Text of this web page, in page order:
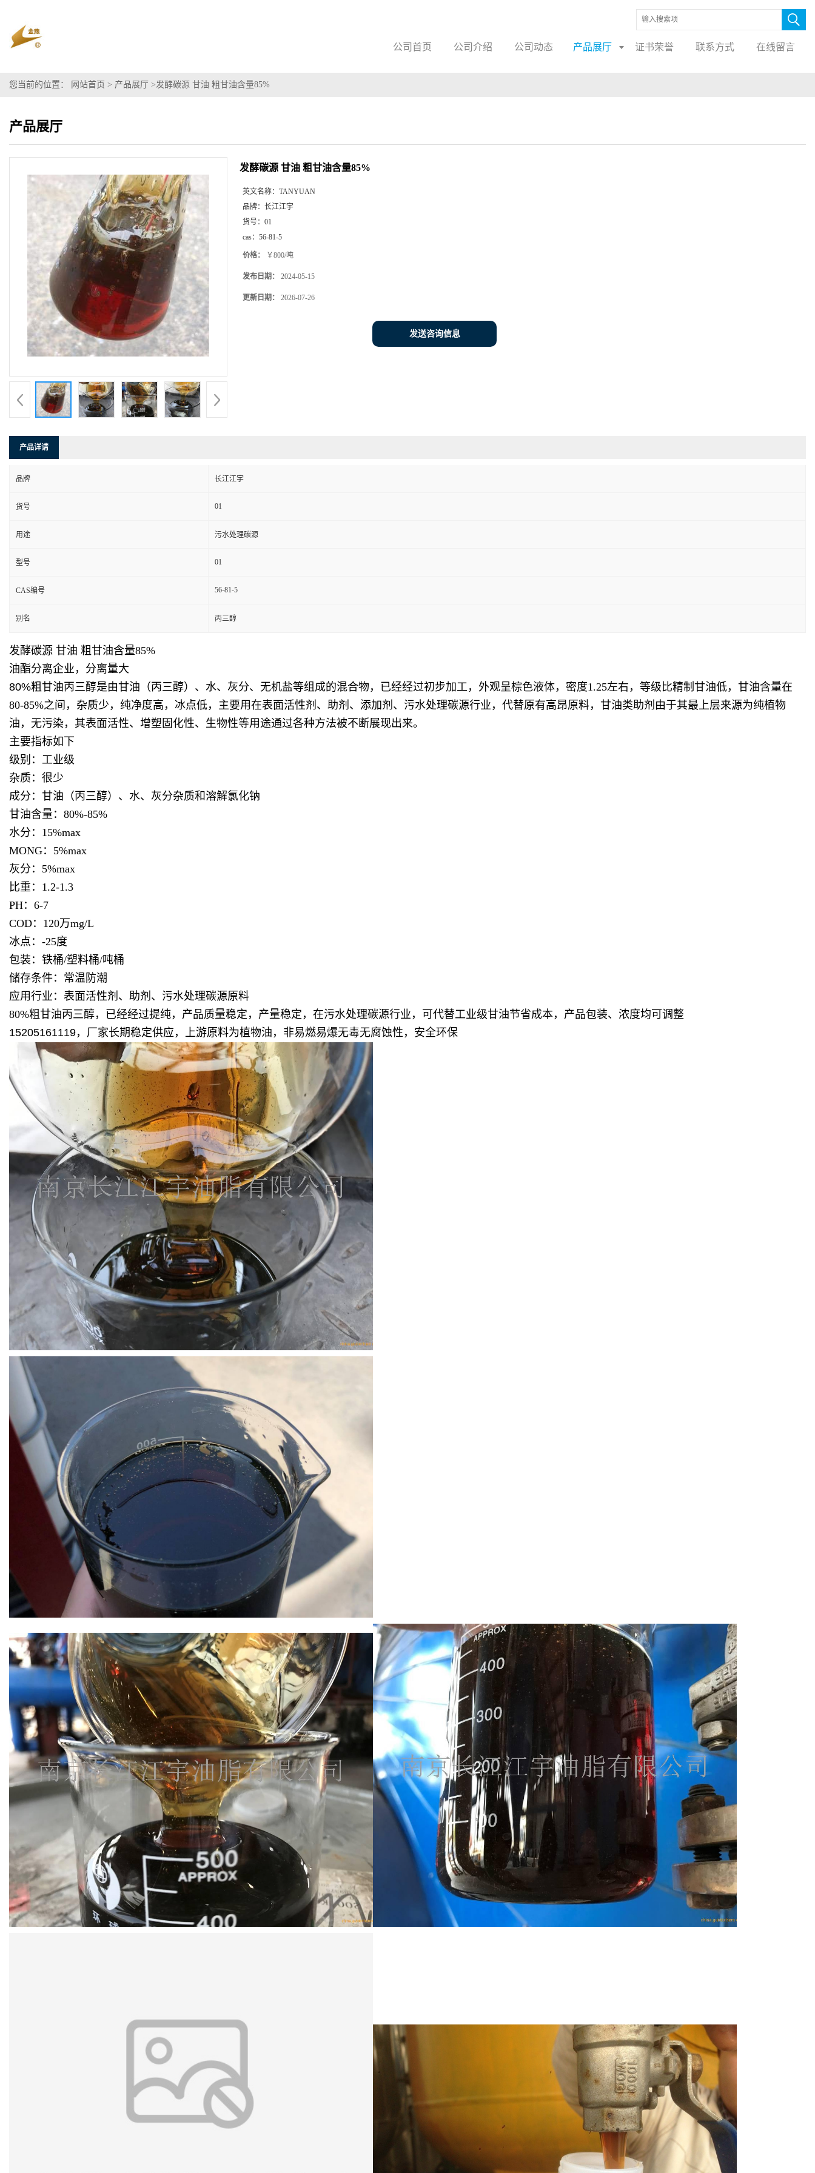
公司首页 公司介绍 公司动态 产品展厅 证书荣誉 联系方式 在线留言
您当前的位置： 网站首页 > 产品展厅 >发酵碳源 甘油 粗甘油含量85%
产品展厅
发酵碳源 甘油 粗甘油含量85%
英文名称： TANYUAN
品牌： 长江江宇
货号： 01
cas： 56-81-5
价格： ￥800/吨
发布日期： 2024-05-15
更新日期： 2026-07-26
发送咨询信息
产品详请
品牌 长江江宇
货号 01
用途 污水处理碳源
型号 01
CAS编号 56-81-5
别名 丙三醇
发酵碳源 甘油 粗甘油含量85%
油酯分离企业，分离量大
80%粗甘油丙三醇是由甘油（丙三醇）、水、灰分、无机盐等组成的混合物，已经经过初步加工，外观呈棕色液体，密度1.25左右，等级比精制甘油低，甘油含量在
80-85%之间，杂质少，纯净度高，冰点低，主要用在表面活性剂、助剂、添加剂、污水处理碳源行业，代替原有高昂原料，甘油类助剂由于其最上层来源为纯植物
油， 无污染，其表面活性、增塑固化性、生物性等用途通过各种方法被不断展现出来。
主要指标如下
级别：工业级
杂质：很少
成分：甘油（丙三醇）、水、灰分杂质和溶解氯化钠
甘油含量：80%-85%
水分：15%max
MONG：5%max
灰分：5%max
比重：1.2-1.3
PH：6-7
COD：120万mg/L
冰点：-25度
包装：铁桶/塑料桶/吨桶
储存条件：常温防潮
应用行业：表面活性剂、助剂、污水处理碳源原料
80%粗甘油丙三醇，已经经过提纯， 产品质量稳定，产量稳定，在污水处理碳源行业，可代替工业级甘油节省成本，产品包装、浓度均可调整
15205161119，厂家长期稳定供应，上游原料为植物油，非易燃易爆无毒无腐蚀性，安全环保